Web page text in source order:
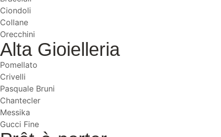
Ciondoli
Collane
Orecchini
Alta Gioielleria
Pomellato
Crivelli
Pasquale Bruni
Chantecler
Messika
Gucci Fine